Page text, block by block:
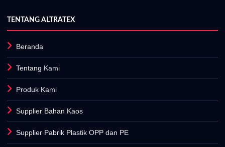
TENTANG ALTRATEX
Beranda
Tentang Kami
Produk Kami
Supplier Bahan Kaos
Supplier Pabrik Plastik OPP dan PE